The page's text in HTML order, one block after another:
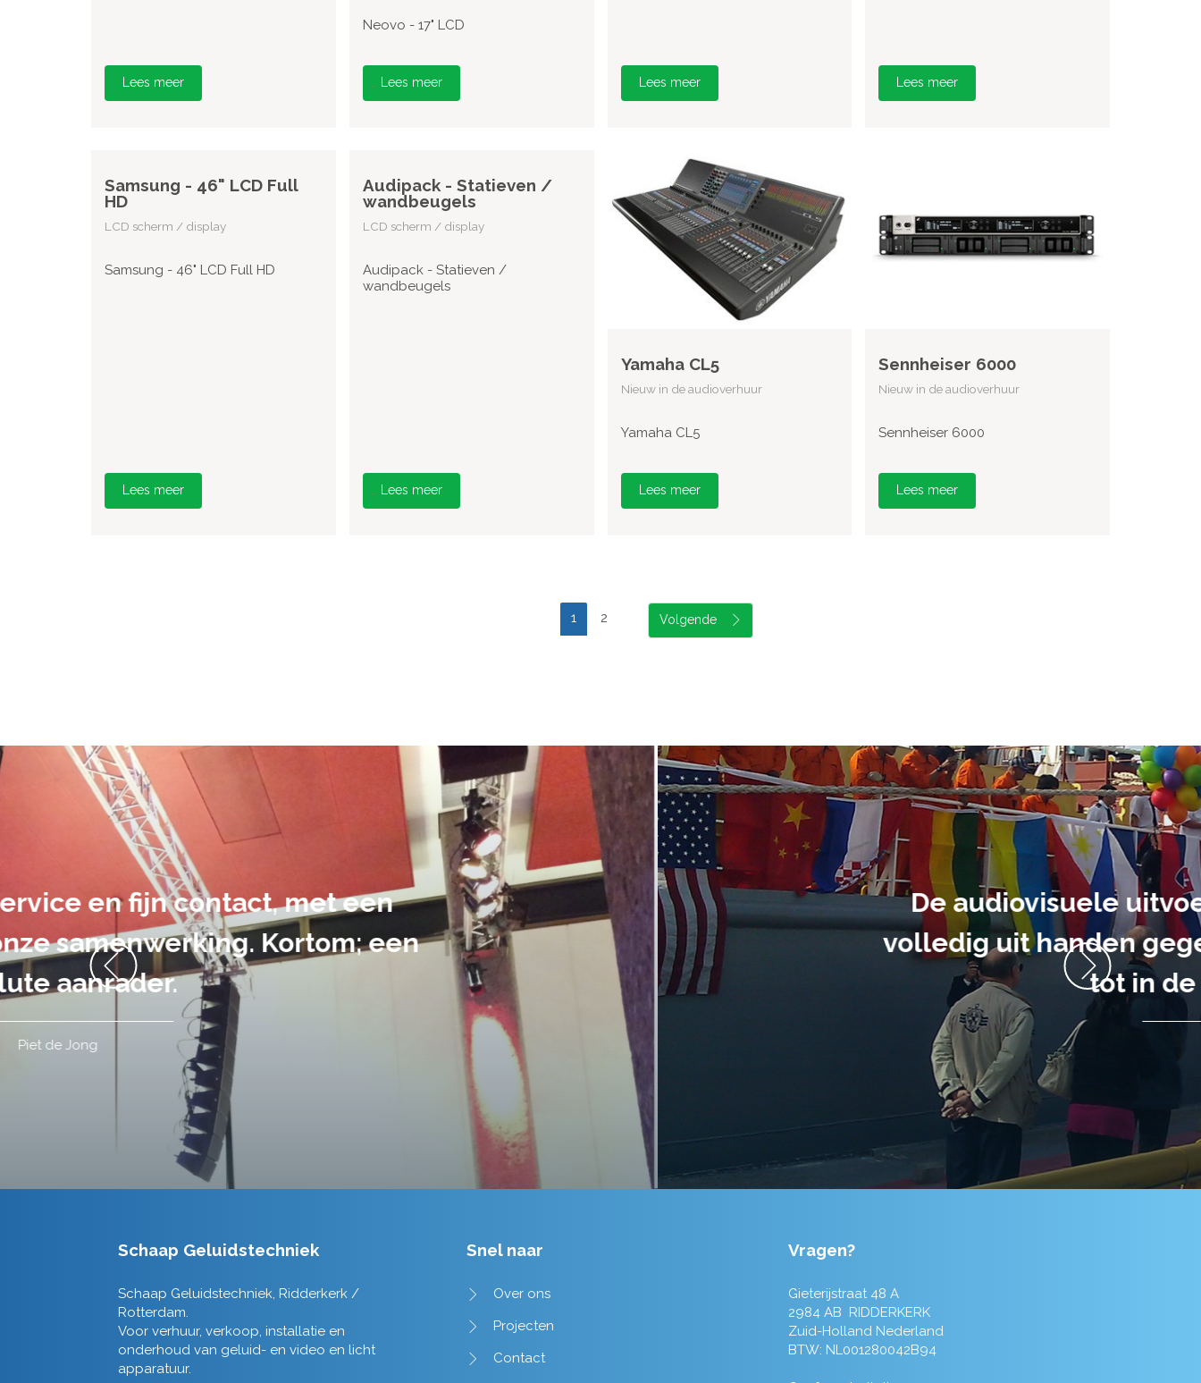
Lees meer
Neovo - 17" LCD
Lees meer Lees meer Lees meer
Samsung - 46" LCD Full
HD
LCD scherm / display
Samsung - 46" LCD Full HD
Lees meer
Audipack - Statieven /
wandbeugels
LCD scherm / display
Audipack - Statieven /
wandbeugels
Lees meer
Yamaha CL5
Nieuw in de audioverhuur
Yamaha CL5
Lees meer
Sennheiser 6000
Nieuw in de audioverhuur
Sennheiser 6000
Lees meer
1 2
De audiovisuele uitvoering van ons evenement heb ik
volledig uit handen gegeven en dat is een aanrader! Alles
tot in de puntjes verzorgd.
Tim de Lange
Schaap Geluidstechniek
Schaap Geluidstechniek, Ridderkerk /
Rotterdam.
Voor verhuur, verkoop, installatie en
onderhoud van geluid- en video en licht
apparatuur.
Snel naar
Over ons
Projecten
Contact
Vragen?
Gieterijstraat 48 A
2984 AB RIDDERKERK
Zuid-Holland Nederland
BTW: NL001280042B94